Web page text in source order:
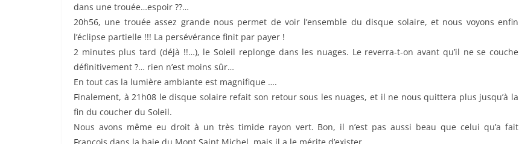
dans une trouée…espoir ??…
20h56, une trouée assez grande nous permet de voir l’ensemble du disque solaire, et nous voyons enfin
l’éclipse partielle !!! La persévérance finit par payer !
2 minutes plus tard (déjà !!…), le Soleil replonge dans les nuages. Le reverra-t-on avant qu’il ne se couche
définitivement ?… rien n’est moins sûr…
En tout cas la lumière ambiante est magnifique ….
Finalement, à 21h08 le disque solaire refait son retour sous les nuages, et il ne nous quittera plus jusqu’à la
fin du coucher du Soleil.
Nous avons même eu droit à un très timide rayon vert. Bon, il n’est pas aussi beau que celui qu’a fait